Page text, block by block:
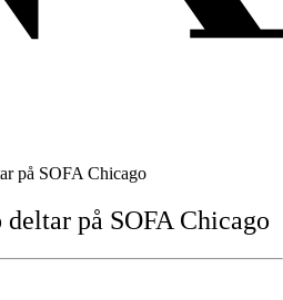
på SOFA Chicago
deltar på SOFAChicago